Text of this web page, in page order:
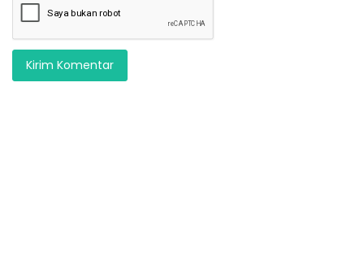
Kirim Komentar